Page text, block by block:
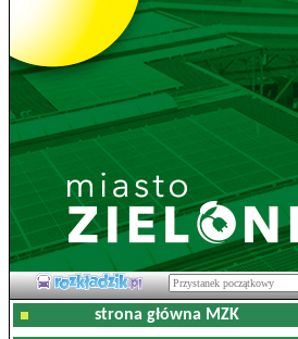
strona główna MZK